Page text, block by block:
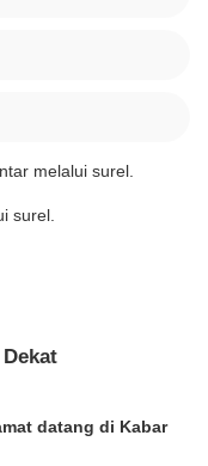
melalui surel.
surel.
datang di Kabar